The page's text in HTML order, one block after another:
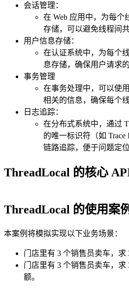
会话管理：
在 Web 应用中，为每个
存储，可以避免线程间
用户信息存储：
在认证系统中，为每个
息存储，确保用户请求
事务管理
在事务处理中，可以使
相关的信息，确保每个
日志追踪：
在分布式系统中，通过
的唯一标识符（如
链路追踪，便于问题定位
ThreadLocal 的核心
ThreadLocal 的使用案
本案例将模拟实现以下业务场景：
门店里有 3 个销售员卖车，求
门店里有 3 个销售员卖车，
额。